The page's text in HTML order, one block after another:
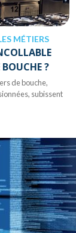
MÉTIERS
BOUCHE ?
de bouche,
subissent